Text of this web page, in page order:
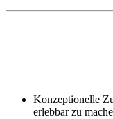
Konzeptionelle
erlebbar zu